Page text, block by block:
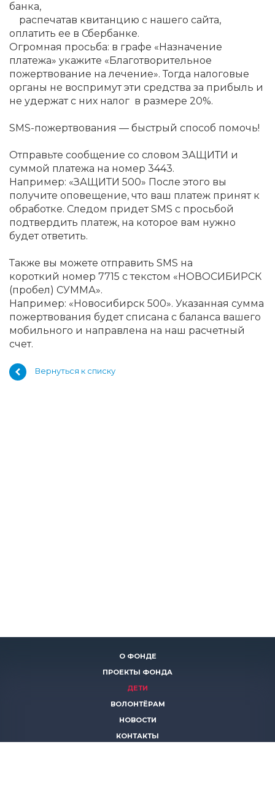
банка,
распечатав квитанцию с нашего сайта,
оплатить ее в Сбербанке.
Огромная просьба: в графе «Назначение
платежа» укажите «Благотворительное
пожертвование на лечение». Тогда налоговые
органы не воспримут эти средства за прибыль и
не удержат с них налог в размере 20%.
SMS-пожертвования — быстрый способ помочь!
Отправьте сообщение со словом ЗАЩИТИ и
суммой платежа на номер 3443.
Например: «ЗАЩИТИ 500» После этого вы
получите оповещение, что ваш платеж принят к
обработке. Следом придет SMS с просьбой
подтвердить платеж, на которое вам нужно
будет ответить.
Также вы можете отправить SMS на
короткий номер 7715 c текстом «НОВОСИБИРСК
(пробел) СУММА».
Например: «Новосибирск 500». Указанная сумма
пожертвования будет списана с баланса вашего
мобильного и направлена на наш расчетный
счет.
Вернуться к списку
О ФОНДЕ
ПРОЕКТЫ ФОНДА
ДЕТИ
ВОЛОНТЁРАМ
НОВОСТИ
КОНТАКТЫ